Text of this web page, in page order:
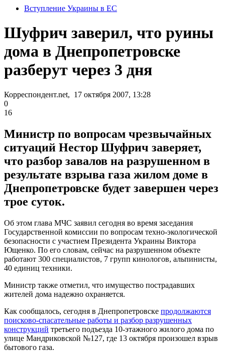
Вступление Украины в ЕС
Шуфрич заверил, что руины
дома в Днепропетровске
разберут через 3 дня
Корреспондент.net, 17 октября 2007, 13:28
0
16
Министр по вопросам чрезвычайных
ситуаций Нестор Шуфрич заверяет,
что разбор завалов на разрушенном в
результате взрыва газа жилом доме в
Днепропетровске будет завершен через
трое суток.
Об этом глава МЧС заявил сегодня во время заседания
Государственной комиссии по вопросам техно-экологической
безопасности с участием Президента Украины Виктора
Ющенко. По его словам, сейчас на разрушенном объекте
работают 300 специалистов, 7 групп кинологов, альпинисты,
40 единиц техники.
Министр также отметил, что имущество пострадавших
жителей дома надежно охраняется.
Как сообщалось, сегодня в Днепропетровске продолжаются
поисково-спасательные работы и разбор разрушенных
конструкций третьего подъезда 10-этажного жилого дома по
улице Мандриковской №127, где 13 октября произошел взрыв
бытового газа.